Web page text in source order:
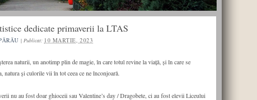
dedicate primaverii la LTAS
| Publicat: 10 MARTIE, 2023
naturii, un anotimp plin de magie, în care totul revine la viață, și în care se
natura și culorile vii în tot ceea ce ne înconjoară.
nu au fost doar ghioceii sau Valentine’s day / Dragobete, ci au fost elevii Liceului